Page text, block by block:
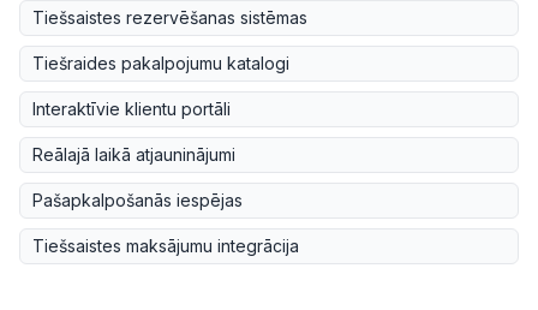
Tiešsaistes rezervēšanas sistēmas
Tiešraides pakalpojumu katalogi
Interaktīvie klientu portāli
Reālajā laikā atjauninājumi
Pašapkalpošanās iespējas
Tiešsaistes maksājumu integrācija